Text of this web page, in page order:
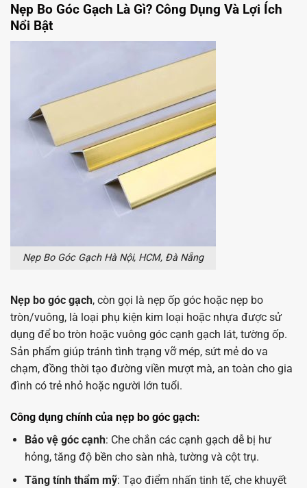
Nẹp Bo Góc Gạch Là Gì? Công Dụng Và Lợi Ích
Nổi Bật
Nẹp Bo Góc Gạch Hà Nội, HCM, Đà Nẵng
Nẹp bo góc gạch, còn gọi là nẹp ốp góc hoặc nẹp bo
tròn/vuông, là loại phụ kiện kim loại hoặc nhựa được sử
dụng để bo tròn hoặc vuông góc cạnh gạch lát, tường ốp.
Sản phẩm giúp tránh tình trạng vỡ mép, sứt mẻ do va
chạm, đồng thời tạo đường viền mượt mà, an toàn cho gia
đình có trẻ nhỏ hoặc người lớn tuổi.
Công dụng chính của nẹp bo góc gạch:
Bảo vệ góc cạnh: Che chắn các cạnh gạch dễ bị hư
hỏng, tăng độ bền cho sàn nhà, tường và cột trụ.
Tăng tính thẩm mỹ: Tạo điểm nhấn tinh tế, che khuyết